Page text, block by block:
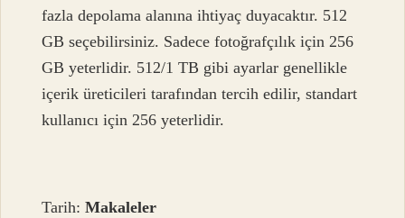
fazla depolama alanına ihtiyaç duyacaktır. 512
GB seçebilirsiniz. Sadece fotoğrafçılık için 256
GB yeterlidir. 512/1 TB gibi ayarlar genellikle
içerik üreticileri tarafından tercih edilir, standart
kullanıcı için 256 yeterlidir.
Tarih:Makaleler